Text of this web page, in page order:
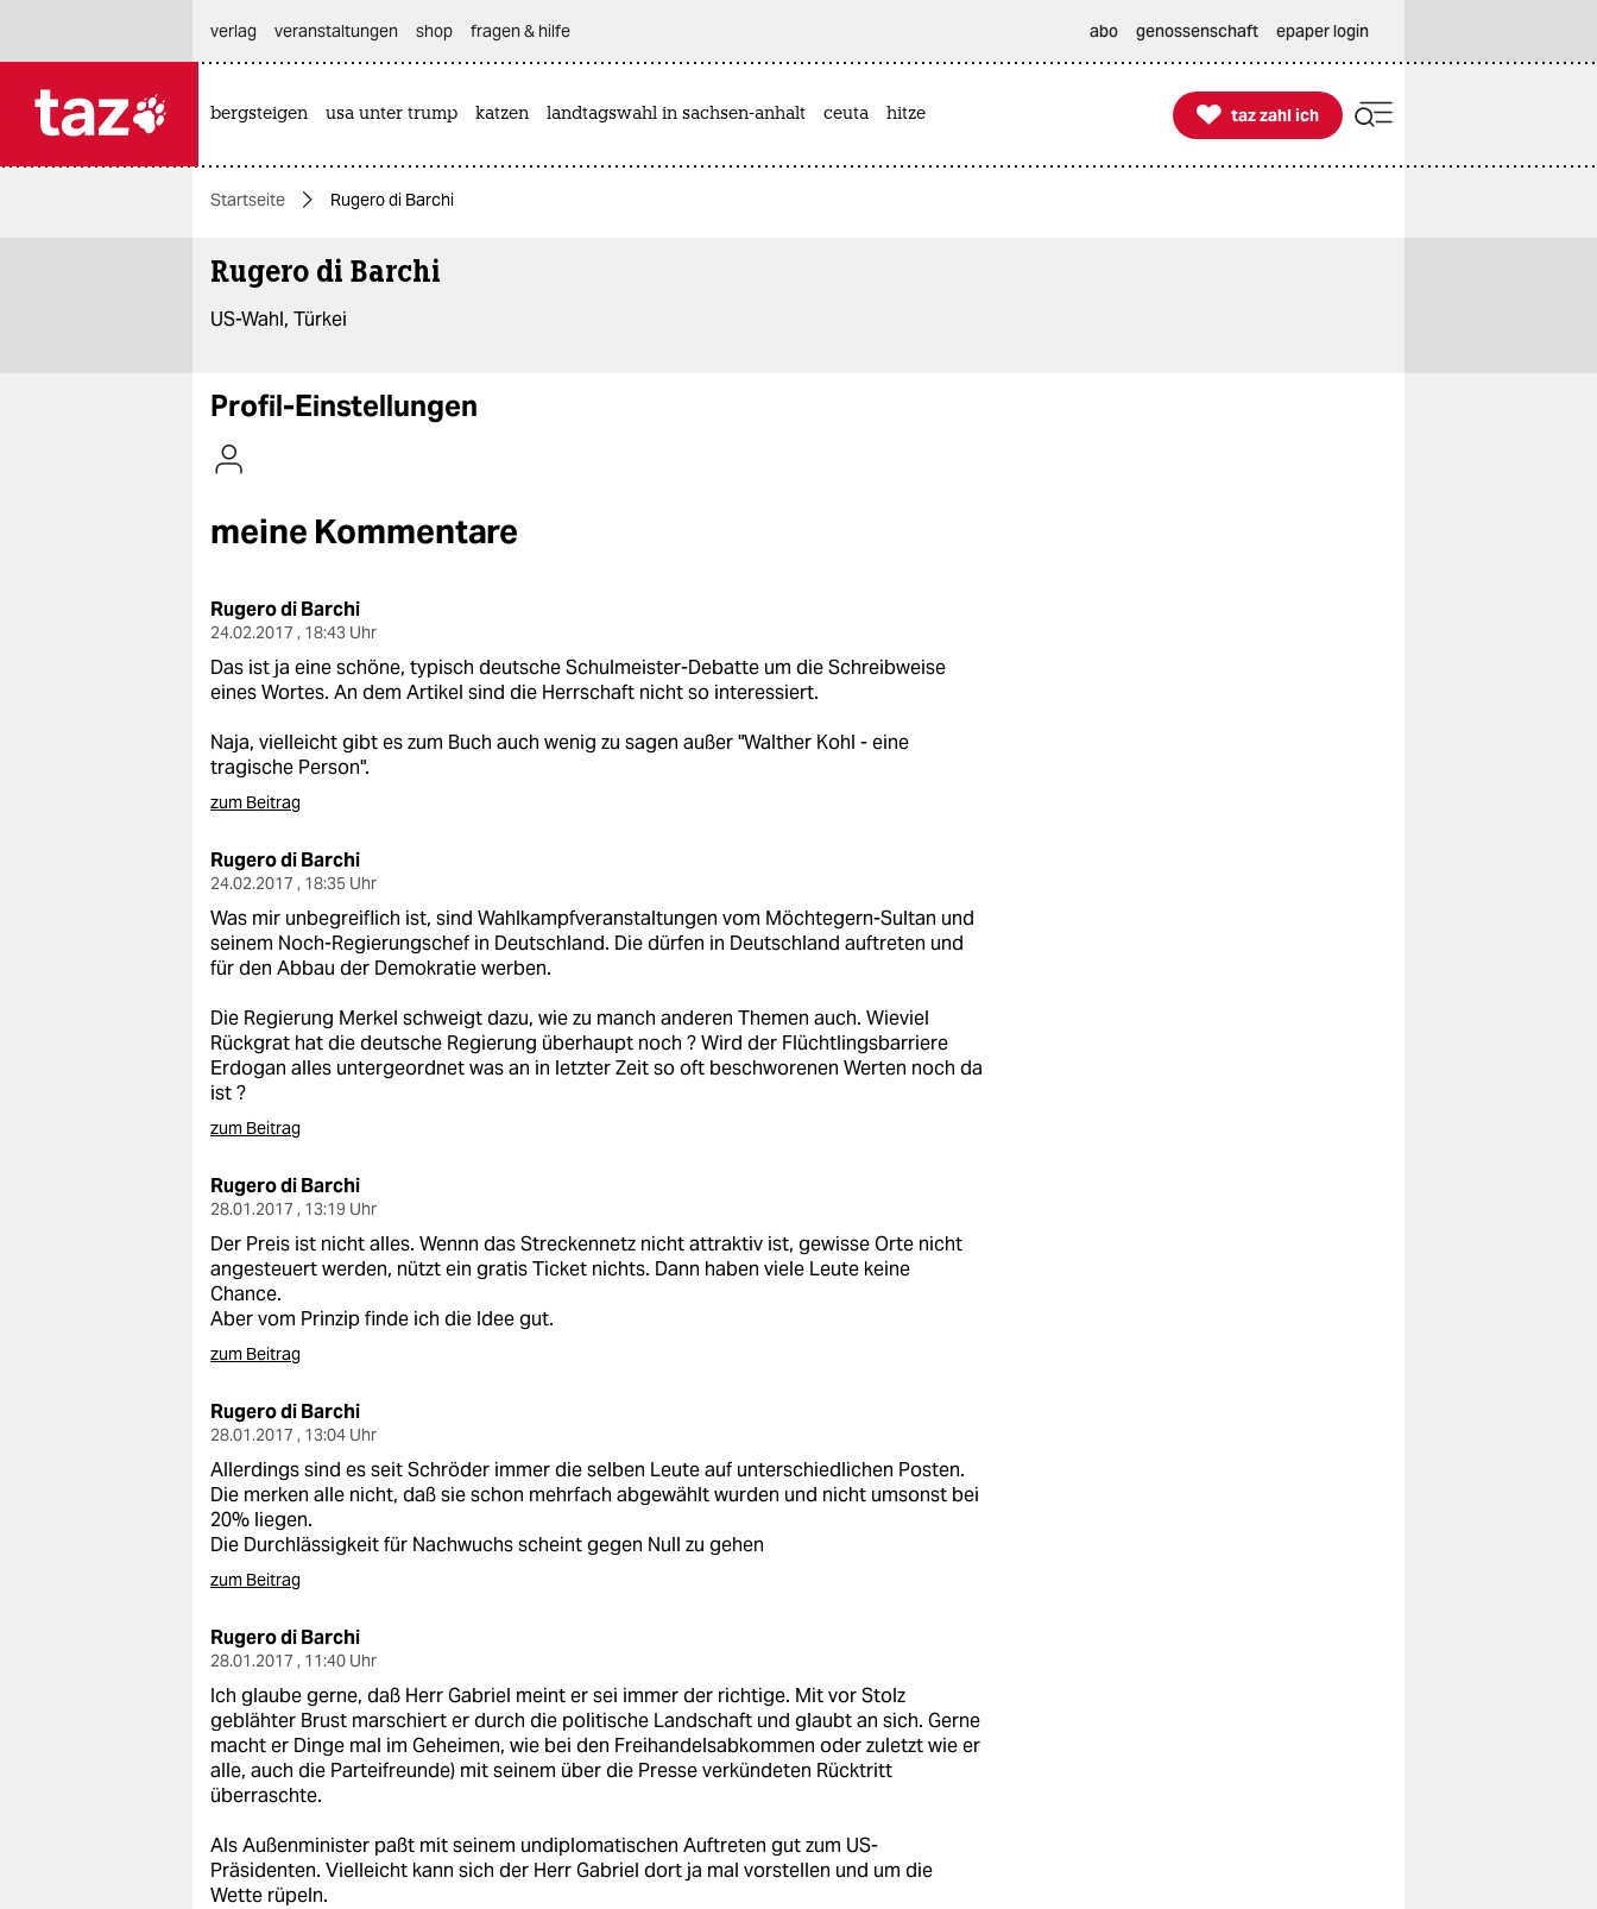
themen
politik
öko
sport
berlin
wahrheit
verlag
verlag
fragen & hilfe
unterstützen
abo
genossenschaft
epaper login
verlag
veranstaltungen shop fragen & hilfe abo genossenschaft epaper login
bergsteigen usa unter trump katzen landtagswahl in sachsen-anhalt ceuta hitze 
taz zahl ich
taz zahl ich
Startseite Rugero di Barchi
Rugero di Barchi
US-Wahl, Türkei
Profil-Einstellungen
meine Kommentare
Rugero di Barchi
24.02.2017 , 18:43 Uhr
Das ist ja eine schöne, typisch deutsche Schulmeister-Debatte um die Schreibweise
eines Wortes. An dem Artikel sind die Herrschaft nicht so interessiert.
Naja, vielleicht gibt es zum Buch auch wenig zu sagen außer "Walther Kohl - eine
tragische Person".
zum Beitrag
Rugero di Barchi
24.02.2017 , 18:35 Uhr
Was mir unbegreiflich ist, sind Wahlkampfveranstaltungen vom Möchtegern-Sultan und
seinem Noch-Regierungschef in Deutschland. Die dürfen in Deutschland auftreten und
für den Abbau der Demokratie werben.
Die Regierung Merkel schweigt dazu, wie zu manch anderen Themen auch. Wieviel
Rückgrat hat die deutsche Regierung überhaupt noch ? Wird der Flüchtlingsbarriere
Erdogan alles untergeordnet was an in letzter Zeit so oft beschworenen Werten noch da
ist ?
zum Beitrag
Rugero di Barchi
28.01.2017 , 13:19 Uhr
Der Preis ist nicht alles. Wennn das Streckennetz nicht attraktiv ist, gewisse Orte nicht
angesteuert werden, nützt ein gratis Ticket nichts. Dann haben viele Leute keine
Chance.
Aber vom Prinzip finde ich die Idee gut.
zum Beitrag
Rugero di Barchi
28.01.2017 , 13:04 Uhr
Allerdings sind es seit Schröder immer die selben Leute auf unterschiedlichen Posten.
Die merken alle nicht, daß sie schon mehrfach abgewählt wurden und nicht umsonst bei
20% liegen.
Die Durchlässigkeit für Nachwuchs scheint gegen Null zu gehen
zum Beitrag
Rugero di Barchi
28.01.2017 , 11:40 Uhr
Ich glaube gerne, daß Herr Gabriel meint er sei immer der richtige. Mit vor Stolz
geblähter Brust marschiert er durch die politische Landschaft und glaubt an sich. Gerne
macht er Dinge mal im Geheimen, wie bei den Freihandelsabkommen oder zuletzt wie er
alle, auch die Parteifreunde) mit seinem über die Presse verkündeten Rücktritt
überraschte.
Als Außenminister paßt mit seinem undiplomatischen Auftreten gut zum US-
Präsidenten. Vielleicht kann sich der Herr Gabriel dort ja mal vorstellen und um die
Wette rüpeln.